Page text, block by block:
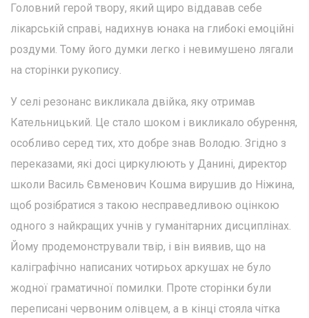
Головний герой твору, який щиро віддавав себе
лікарській справі, надихнув юнака на глибокі емоційні
роздуми. Тому його думки легко і невимушено лягали
на сторінки рукопису.
У селі резонанс викликала двійка, яку отримав
Кательницький. Це стало шоком і викликало обурення,
особливо серед тих, хто добре знав Володю. Згідно з
переказами, які досі циркулюють у Данині, директор
школи Василь Євменович Кошма вирушив до Ніжина,
щоб розібратися з такою несправедливою оцінкою
одного з найкращих учнів у гуманітарних дисциплінах.
Йому продемонстрували твір, і він виявив, що на
каліграфічно написаних чотирьох аркушах не було
жодної граматичної помилки. Проте сторінки були
переписані червоним олівцем, а в кінці стояла чітка